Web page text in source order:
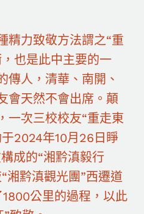
精力致敬方法謂之“重
也是此中主要的一
傳人，清華、南開、
會天然不會出席。顛
一次三校校友“重走東
2024年10月26日睜
成的“湘黔滇毅行
湘黔滇觀光團”西遷道
公里的過程，以此